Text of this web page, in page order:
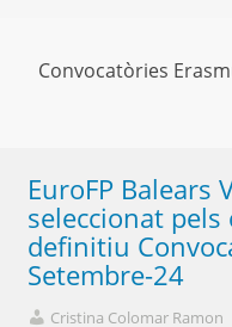
Convocatòries
EuroFP Balears
seleccionat
definitiu
Setembre-24
Cristina Colomar Ramon